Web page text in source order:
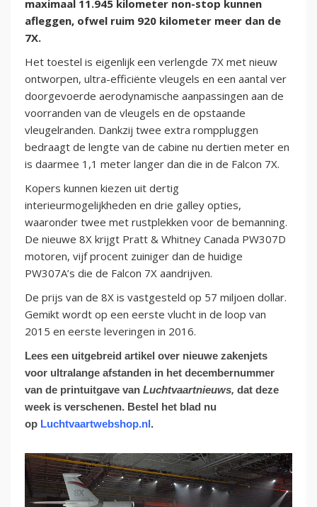
maximaal 11.945 kilometer non-stop kunnen
afleggen, ofwel ruim 920 kilometer meer dan de
7X.
Het toestel is eigenlijk een verlengde 7X met nieuw
ontworpen, ultra-efficiënte vleugels en een aantal ver
doorgevoerde aerodynamische aanpassingen aan de
voorranden van de vleugels en de opstaande
vleugelranden. Dankzij twee extra romppluggen
bedraagt de lengte van de cabine nu dertien meter en
is daarmee 1,1 meter langer dan die in de Falcon 7X.
Kopers kunnen kiezen uit dertig
interieurmogelijkheden en drie galley opties,
waaronder twee met rustplekken voor de bemanning.
De nieuwe 8X krijgt Pratt & Whitney Canada PW307D
motoren, vijf procent zuiniger dan de huidige
PW307A’s die de Falcon 7X aandrijven.
De prijs van de 8X is vastgesteld op 57 miljoen dollar.
Gemikt wordt op een eerste vlucht in de loop van
2015 en eerste leveringen in 2016.
Lees een uitgebreid artikel over nieuwe zakenjets
voor ultralange afstanden in het decembernummer
van de printuitgave van Luchtvaartnieuws, dat deze
week is verschenen. Bestel het blad nu
op Luchtvaartwebshop.nl.